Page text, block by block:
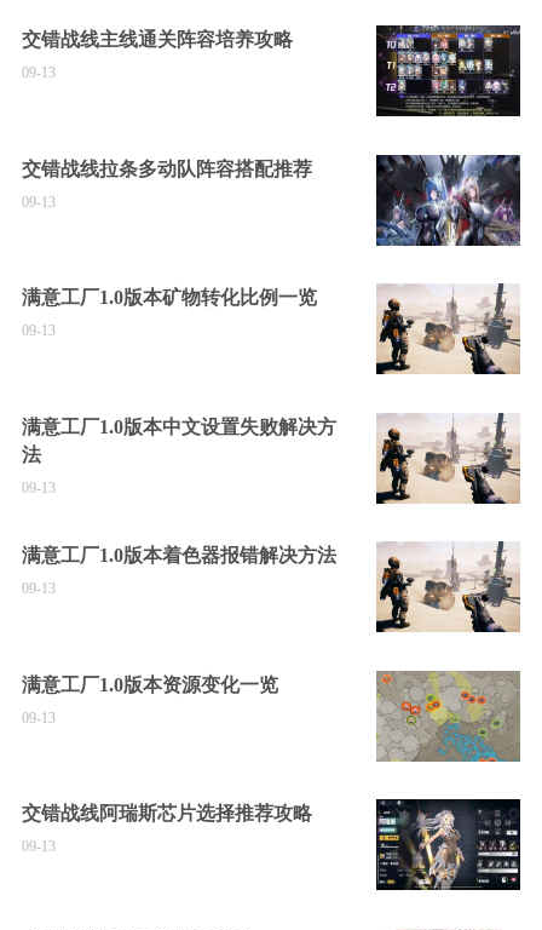
交错战线主线通关阵容培养攻略
09-13
交错战线拉条多动队阵容搭配推荐
09-13
满意工厂1.0版本矿物转化比例一览
09-13
满意工厂1.0版本中文设置失败解决方
法
09-13
满意工厂1.0版本着色器报错解决方法
09-13
满意工厂1.0版本资源变化一览
09-13
交错战线阿瑞斯芯片选择推荐攻略
09-13